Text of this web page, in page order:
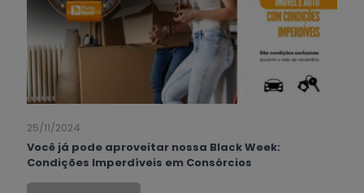
25/11/2024
Você já pode aproveitar nossa Black Week:
Condições Imperdíveis em Consórcios